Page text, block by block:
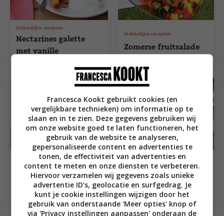
Nectarines galette
met vanille
Makkelijke recepten
Zomerse fruitsalade
Makkelijke recepten
Granola cups met
mascarpone en rood
Familie recepten
Zoete scrambled
eggs voor het
paasontbijt
Zoete recepten
Francesca Kookt gebruikt cookies (en
vergelijkbare technieken) om informatie op te
slaan en in te zien. Deze gegevens gebruiken wij
om onze website goed te laten functioneren, het
gebruik van de website te analyseren,
gepersonaliseerde content en advertenties te
tonen, de effectiviteit van advertenties en
content te meten en onze diensten te verbeteren.
Hiervoor verzamelen wij gegevens zoals unieke
advertentie ID’s, geolocatie en surfgedrag. Je
kunt je cookie instellingen wijzigen door het
gebruik van onderstaande 'Meer opties' knop of
via 'Privacy instellingen aanpassen' onderaan de